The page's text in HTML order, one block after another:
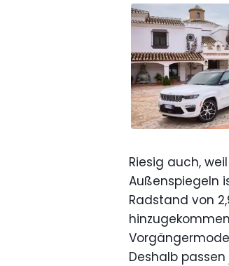
Riesig auch,
Außenspiegeln
Radstand von
Deshalb